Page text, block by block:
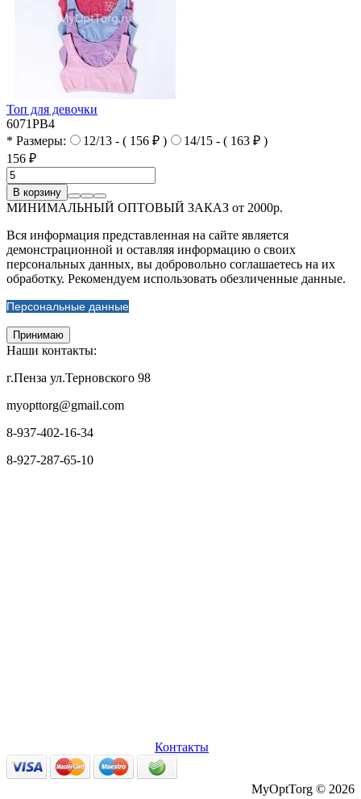
Топ для девочки
6071PB4
* Размеры:
12/13 - ( 156 ₽ )
14/15 - ( 163 ₽ )
156 ₽
В корзину
МИНИМАЛЬНЫЙ ОПТОВЫЙ ЗАКАЗ от 2000р.
Вся информация представленная на сайте является
демонстрационной и оставляя информацию о своих
персональных данных, вы добровольно соглашаетесь на их
обработку. Рекомендуем использовать обезличенные данные.
Персональные данные
Принимаю
Наши контакты:
г.Пенза ул.Терновского 98
myopttorg@gmail.com
8-937-402-16-34
8-927-287-65-10
Контакты
MyOptTorg © 2026